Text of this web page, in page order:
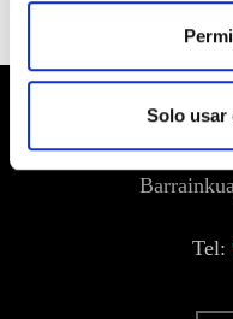
Solo usar
Tel: